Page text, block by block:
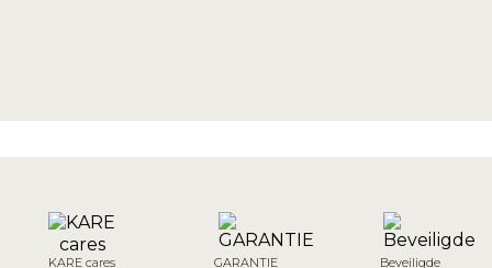
KARE cares
GARANTIE
Beveiligde